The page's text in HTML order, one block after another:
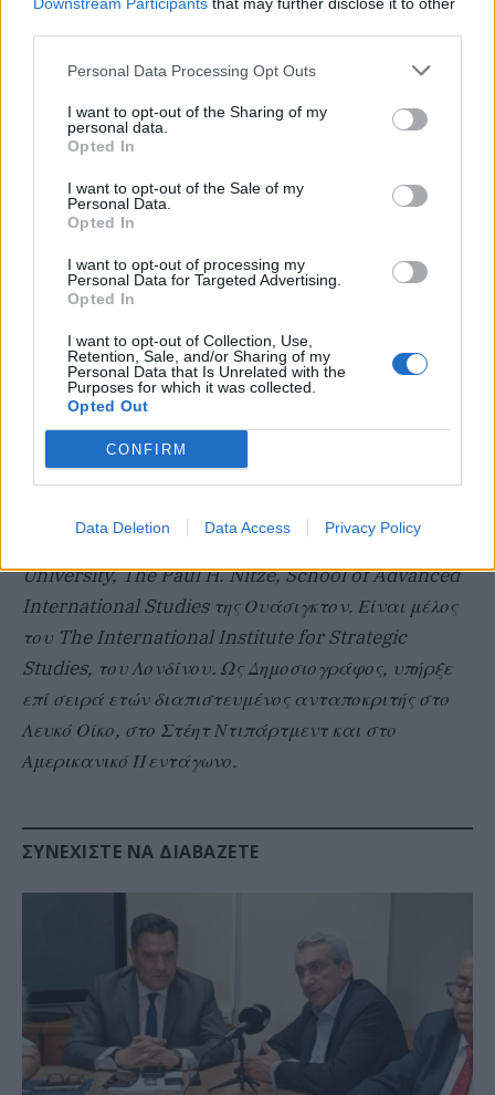
Personal Data Processing Opt Outs
I want to opt-out of the Sharing of my
personal data.
Opted In
I want to opt-out of the Sale of my
Personal Data.
Opted In
I want to opt-out of processing my
Personal Data for Targeted Advertising.
Opted In
I want to opt-out of Collection, Use,
Retention, Sale, and/or Sharing of my
Personal Data that Is Unrelated with the
Purposes for which it was collected.
Opted Out
CONFIRM
Data Deletion Data Access Privacy Policy
Πρέπει η Ουκρανία να συμβιβαστεί για να επιτύχει
ειρήνη; Αν όχι, πώς θα επιτευχθεί η ειρήνη αν η μία
πλευρά, η πλευρά που χάνει σήμερα στο πεδίο της
μάχης, αρνείται να κάνει παραχωρήσεις; Πώς θα
εξασφαλιστεί η ειρήνη εάν τα μέρη συμφωνούσαν να
τερματίσουν την παρούσα σύγκρουση;
Το Κόμμα του Πολέμου είχε το πάνω χέρι κατά τη
διάρκεια της κυβέρνησης Μπάιντεν, και όπως
αποδείχθηκε ήταν μια καταστροφή.
*Ο Δημήτρης Γ. Απόκης, είναι Διεθνολόγος, με
ειδίκευση στην Αμερικανική Εξωτερική Πολιτική,
Γεωπολιτική και Διεθνή Οικονομία. Απόφοιτος των
πανεπιστημίων The American University, School of
International Service, και The Johns Hopkins
University, The Paul H. Nitze, School of Advanced
International Studies της Ουάσιγκτον. Είναι μέλος
του The International Institute for Strategic
Studies, του Λονδίνου. Ως Δημοσιογράφος, υπήρξε
επί σειρά ετών διαπιστευμένος ανταποκριτής στο
Λευκό Οίκο, στο Στέητ Ντιπάρτμεντ και στο
Αμερικανικό Πεντάγωνο.
ΣΥΝΕΧΊΣΤΕ ΝΑ ΔΙΑΒΆΖΕΤΕ